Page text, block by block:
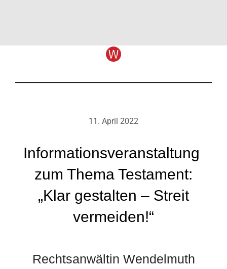
Informationsveranstaltung
zum Thema Testament:
„Klar gestalten – Streit
vermeiden!“
11. April 2022
Rechtsanwältin Wendelmuth